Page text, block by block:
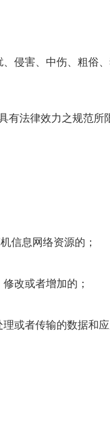
侵害、中伤、粗俗
有法律效力之规范所
信息网络资源的；
改或者增加的；
或者传输的数据和